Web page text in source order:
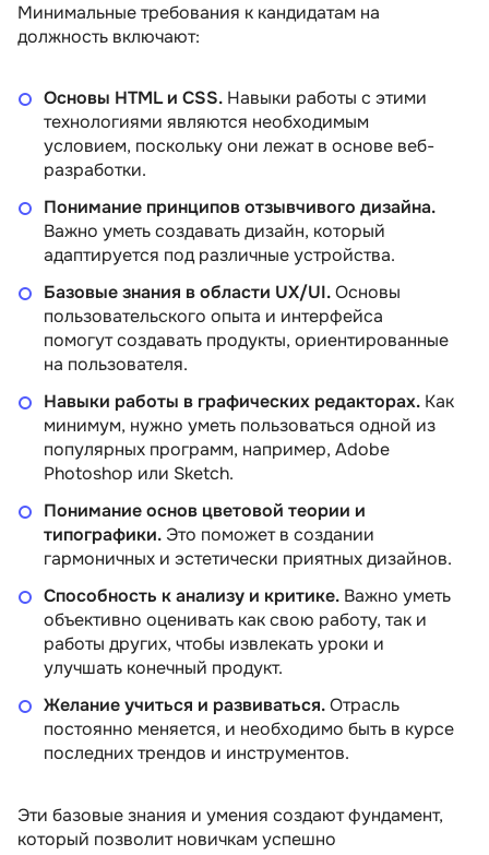
Минимальные требования к кандидатам на
должность включают:
Основы HTML и CSS. Навыки работы с этими
технологиями являются необходимым
условием, поскольку они лежат в основе веб-
разработки.
Понимание принципов отзывчивого дизайна.
Важно уметь создавать дизайн, который
адаптируется под различные устройства.
Базовые знания в области UX/UI.Основы
пользовательского опыта и интерфейса
помогут создавать продукты, ориентированные
на пользователя.
Навыки работы в графических редакторах. Как
минимум, нужно уметь пользоваться одной из
популярных программ, например, Adobe
Photoshop или Sketch.
Понимание основ цветовой теории и
типографики. Это поможет в создании
гармоничных и эстетически приятных дизайнов.
Способность к анализу и критике. Важно уметь
объективно оценивать как свою работу, так и
работы других, чтобы извлекать уроки и
улучшать конечный продукт.
Желание учиться и развиваться.Отрасль
постоянно меняется, и необходимо быть в курсе
последних трендов и инструментов.
Эти базовые знания и умения создают фундамент,
который позволит новичкам успешно
—
Веб-дизайн с нуля
дизайнер